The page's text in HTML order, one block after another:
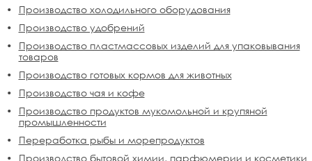
Производство холодильного оборудования
Производство удобрений
Производство пластмассовых изделий для упаковывания
товаров
Производство готовых кормов для животных
Производство чая и кофе
Производство продуктов мукомольной и крупяной
промышленности
Переработка рыбы и морепродуктов
Производство бытовой химии, парфюмерии и косметики